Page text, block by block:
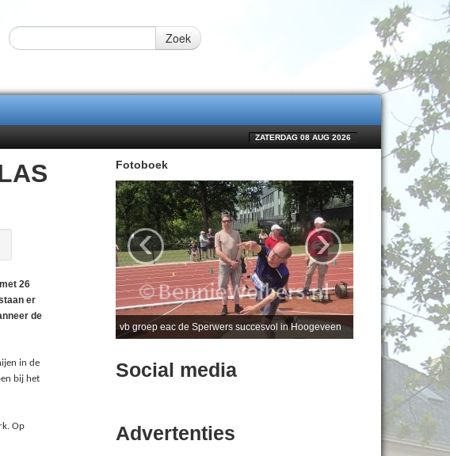
Zoek
ZATERDAG 08 AUG 2026
26
er
de
in de
bij het
Op
Fotoboek
vb groep eac de Sperwers succesvol in Hoogeveen
‹ ›
Social media
Advertenties